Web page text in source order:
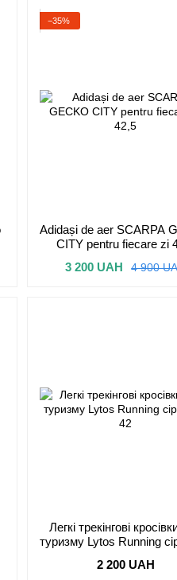
−35%
Adidași de aer SCARPA
CITY pentru fiecare zi
4 900
3 200 UAH
Легкі трекінгові
туризму Lytos Running
2 200 UAH